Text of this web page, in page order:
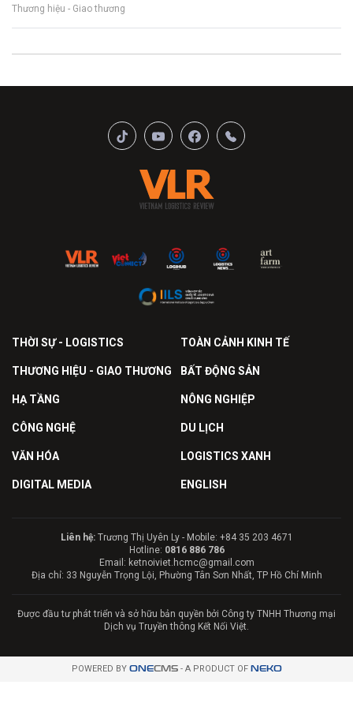
Thương hiệu - Giao thương
THỜI SỰ - LOGISTICS TOÀN CẢNH KINH TẾ
THƯƠNG HIỆU - GIAO THƯƠNG BẤT ĐỘNG SẢN
HẠ TẦNG NÔNG NGHIỆP
CÔNG NGHỆ DU LỊCH
VĂN HÓA LOGISTICS XANH
DIGITAL MEDIA ENGLISH
Liên hệ:Trương Thị Uyên Ly - Mobile: +84 35 203 4671
Hotline: 0816 886 786
Email: ketnoiviet.hcmc@gmail.com
Địa chỉ: 33 Nguyễn Trọng Lội, Phường Tân Sơn Nhất, TP Hồ Chí Minh
Được đầu tư phát triển và sở hữu bản quyền bởi Công ty TNHH Thương mại
Dịch vụ Truyền thông Kết Nối Việt.
POWERED BY ONECMS- A PRODUCT OF NEKO